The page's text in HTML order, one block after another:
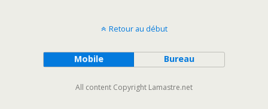
Retour au début
Mobile Bureau
All content Copyright Lamastre.net